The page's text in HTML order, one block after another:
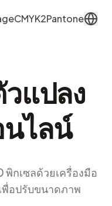
CMYK2Pantone
แปลง
ไลน์
พิกเซลด้วยเครื่องมือ
อปรับขนาดภาพ